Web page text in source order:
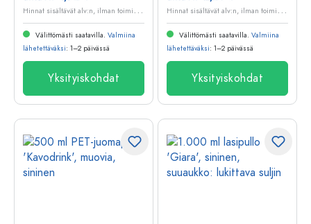
H
innat sisältävät alv:n, ilman toimituskuluja
Välittömästi saatavilla. Valmiina
lähetettäväksi: 1–2 päivässä
Yksityiskohdat
H
innat sisältävät alv:n, ilman toimituskuluja
Välittömästi saatavilla. Valmiina
lähetettäväksi: 1–2 päivässä
Yksityiskohdat